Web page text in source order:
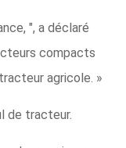
", a déclaré
compacts
agricole. »
de tracteur.